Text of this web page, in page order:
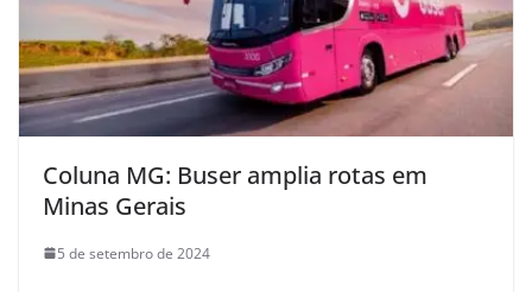
Coluna MG: Buser amplia rotas em
Minas Gerais
5 de setembro de 2024